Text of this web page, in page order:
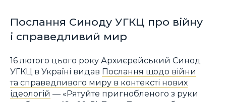
Послання Синоду УГКЦ про війну
і справедливий мир
16 лютого цього року Архиєрейський Синод
УГКЦ в Україні видав Послання щодо війни
та справедливого миру в контексті нових
ідеологій — «Рятуйте пригнобленого з руки